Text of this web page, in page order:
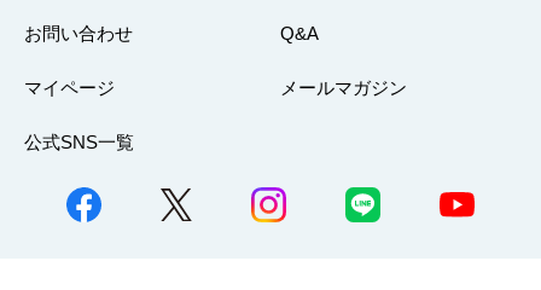
お問い合わせ Q&A
マイページ メールマガジン
公式SNS一覧